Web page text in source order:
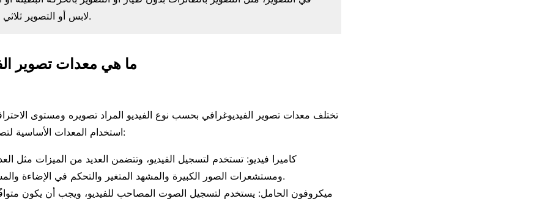
لابس أو التصوير ثلاثي الأبعاد، وغيرها.
ما هي معدات تصوير
تختلف معدات تصوير الفيديوغرافي بحسب نوع الفيديو المراد تصويره ومستوى
استخدام المعدات الأساسية لتصوير الفيديو، وهي:
كاميرا فيديو: تستخدم لتسجيل الفيديو، وتتضمن العديد من الميزات مثل
ومستشعرات الصور الكبيرة والمشهد المتغير والتحكم في الإضاءة والمساحة التخزينية.
ميكروفون الحامل: يستخدم لتسجيل الصوت المصاحب للفيديو، ويجب أن يكون